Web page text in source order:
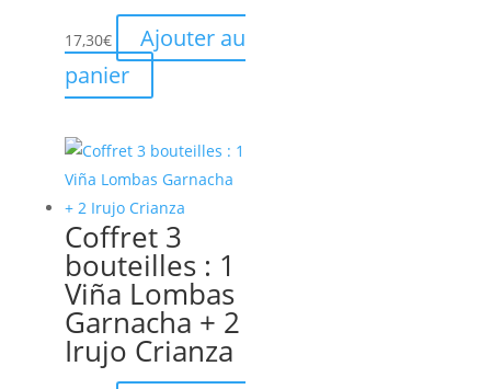
17,30€
Ajouter au
panier
Coffret 3
bouteilles : 1
Viña Lombas
Garnacha + 2
Irujo Crianza